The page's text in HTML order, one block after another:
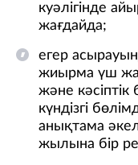
куәлігінде
жағдайда;
егер
жиырма үш
және
күндізгі
анықтама
жылына бір